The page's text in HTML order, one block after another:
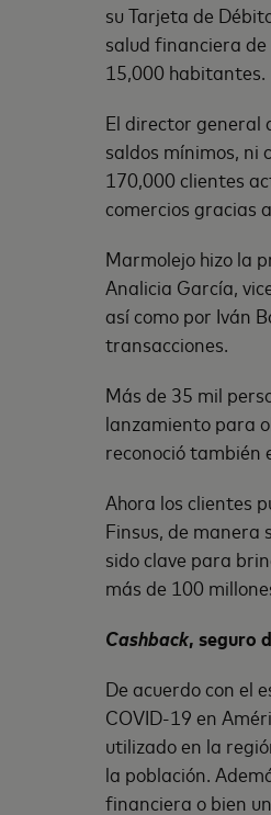
su Tarjeta de
salud financiera
15,000 habitantes.
El director general
saldos mínimos, ni
170,000 clientes
comercios gracias
Marmolejo hizo la
Analicia García,
así como por Iván
transacciones.
Más de 35 mil
lanzamiento para
reconoció también
Ahora los clientes
Finsus, de manera
sido clave para
más de 100
Cashback, seguro
De acuerdo con el
COVID-19 en
utilizado en la
la población.
financiera o bien